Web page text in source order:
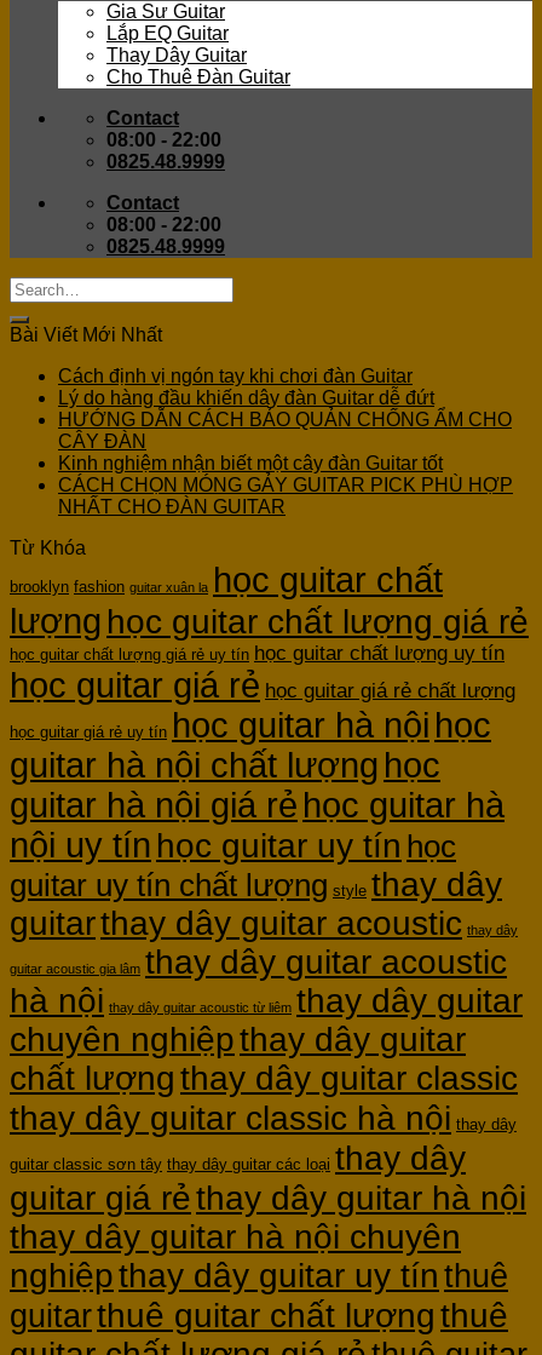
Gia Sư Guitar
Lắp EQ Guitar
Thay Dây Guitar
Cho Thuê Đàn Guitar
Contact
08:00 - 22:00
0825.48.9999
Contact
08:00 - 22:00
0825.48.9999
Bài Viết Mới Nhất
Cách định vị ngón tay khi chơi đàn Guitar
Lý do hàng đầu khiến dây đàn Guitar dễ đứt
HƯỚNG DẪN CÁCH BẢO QUẢN CHỐNG ẨM CHO
CÂY ĐÀN
Kinh nghiệm nhận biết một cây đàn Guitar tốt
CÁCH CHỌN MÓNG GẢY GUITAR PICK PHÙ HỢP
NHẤT CHO ĐÀN GUITAR
Từ Khóa
brooklyn fashion guitar xuân la học guitar chất
lượng học guitar chất lượng giá rẻ
học guitar chất lượng giá rẻ uy tín học guitar chất lượng uy tín
học guitar giá rẻ học guitar giá rẻ chất lượng
học guitar giá rẻ uy tín học guitar hà nội học
guitar hà nội chất lượng học
guitar hà nội giá rẻ học guitar hà
nội uy tín học guitar uy tín học
guitar uy tín chất lượng style thay dây
guitarthay dây guitar acoustic thay dây
guitar acoustic gia lâm thay dây guitar acoustic
hà nội thay dây guitar acoustic từ liêm thay dây guitar
chuyên nghiệpthay dây guitar
chất lượngthay dây guitar classic
thay dây guitar classic hà nội thay dây
guitar classic sơn tây thay dây guitar các loại thay dây
guitar giá rẻthay dây guitar hà nội
thay dây guitar hà nội chuyên
nghiệpthay dây guitar uy tín thuê
guitarthuê guitar chất lượngthuê